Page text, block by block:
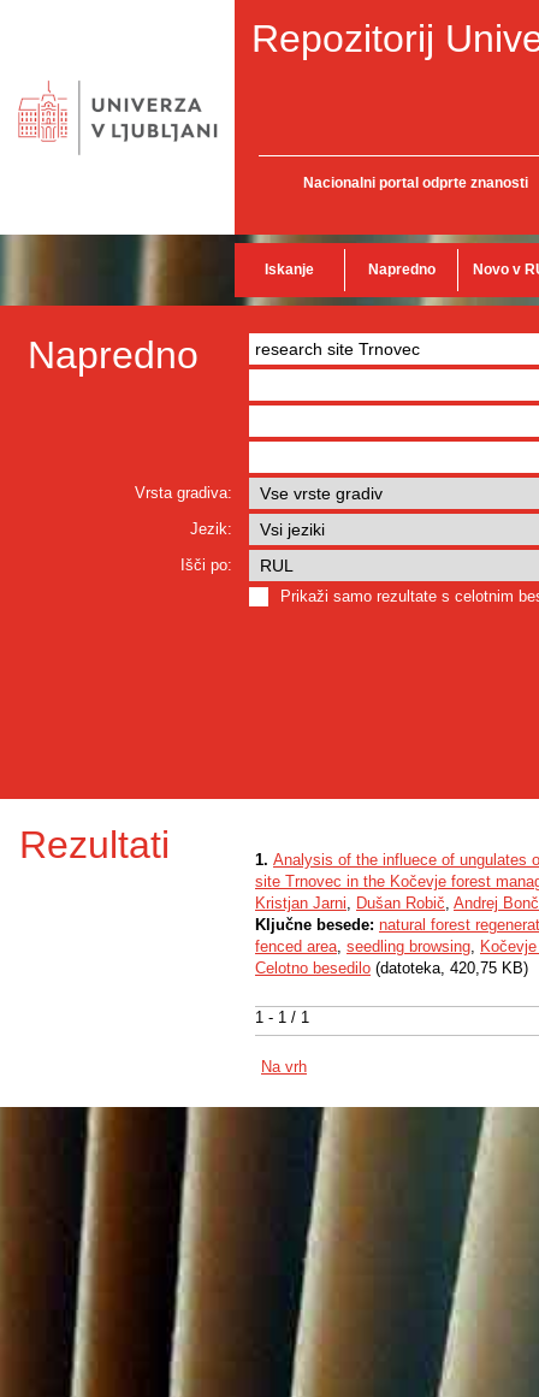
Repozitorij
Nacionalni portal odprte znanosti
Iskanje Napredno Novo v
Napredno
Vrsta gradiva:
Jezik:
Išči po:
Prikaži samo rezultate s celotnim
Rezultati
1 - 1 / 1
1. Analysis of the influece of ungulates
site Trnovec in the Kočevje forest
Kristjan Jarni, Dušan Robič, Andrej
Ključne besede: natural forest
fenced area, seedling browsing,
Celotno besedilo (datoteka, 420,75 KB)
Na vrh